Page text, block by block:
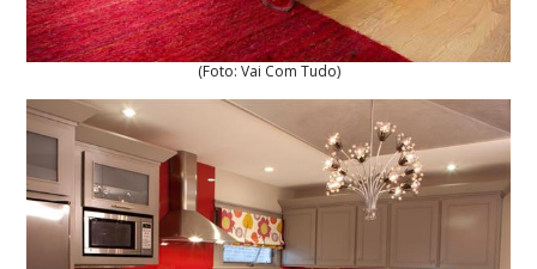
(Foto: Vai Com Tudo)